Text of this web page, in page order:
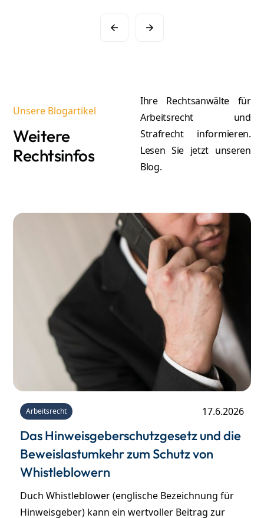
Unsere Blogartikel
Weitere
Rechtsinfos
Ihre Rechtsanwälte für
Arbeitsrecht und
Strafrecht informieren.
Lesen Sie jetzt unseren
Blog.
Arbeitsrecht 17.6.2026
Das Hinweisgeberschutzgesetz und die
Beweislastumkehr zum Schutz von
Whistleblowern
Duch Whistleblower (englische Bezeichnung für
Hinweisgeber) kann ein wertvoller Beitrag zur